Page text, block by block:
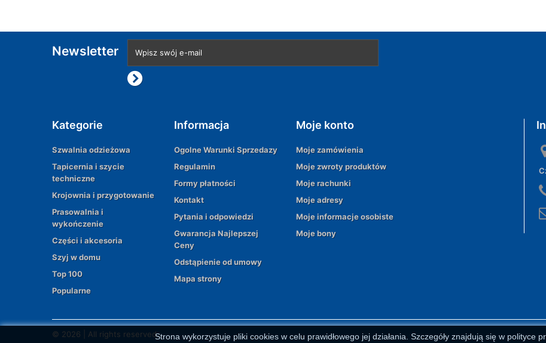
Newsletter
Kategorie
Szwalnia odzieżowa
Tapicernia i szycie
techniczne
Krojownia i przygotowanie
Prasowalnia i
wykończenie
Części i akcesoria
Szyj w domu
Top 100
Popularne
Informacja
Ogolne Warunki Sprzedazy
Regulamin
Formy płatności
Kontakt
Pytania i odpowiedzi
Gwarancja Najlepszej
Ceny
Odstąpienie od umowy
Mapa strony
© 2026 | All rights reserved
Moje konto
Moje zamówienia
Moje zwroty produktów
Moje rachunki
Moje adresy
Moje informacje osobiste
Moje bony
Strona wykorzystuje pliki cookies w celu prawidłowego jej działania. Szczegóły znajdują się w polityce